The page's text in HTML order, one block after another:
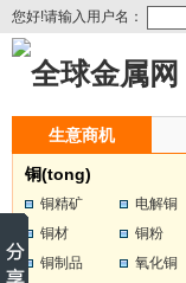
您好!请输入用户名：
生意商机
铜(tong)
铜精矿
电解铜
铜材
铜粉
铜制品
氧化铜